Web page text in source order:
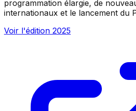
programmation élargie, de
internationaux et le lancement du
Voir l'édition 2025